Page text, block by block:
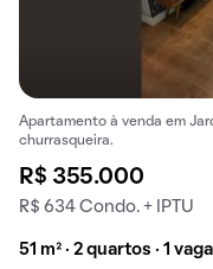
Apartamento à venda em
churrasqueira.
R$ 355.000
R$ 634 Condo. + IPTU
51 m² · 2 quartos · 1 vaga